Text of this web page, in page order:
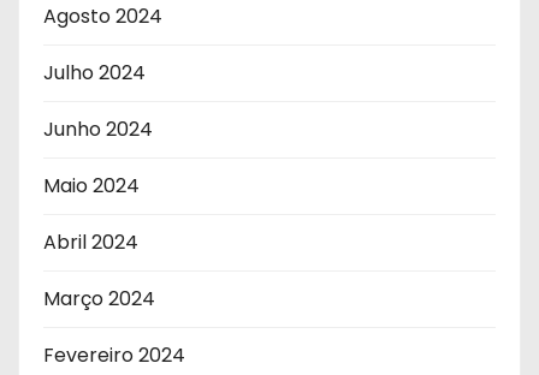
Agosto 2024
Julho 2024
Junho 2024
Maio 2024
Abril 2024
Março 2024
Fevereiro 2024